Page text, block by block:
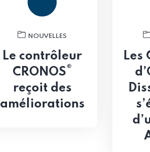
NOUVELLES
Le contrôleur
CRONOS®
reçoit des
améliorations
Les